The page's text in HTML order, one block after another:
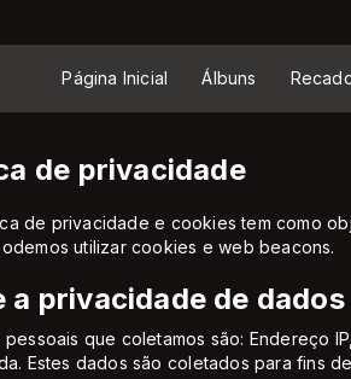
Página Inicial Álbuns
de privacidade
de privacidade e cookies tem como
utilizar cookies e web beacons.
a privacidade de
pessoais que coletamos são: Endereço
Estes dados são coletados para fins